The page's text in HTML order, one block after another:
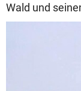
Wald und